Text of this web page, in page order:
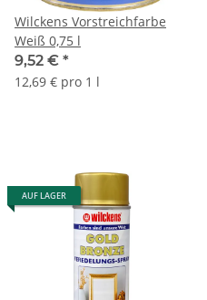
Wilckens Vorstreichfarbe
Weiß 0,75 l
9,52 € *
12,69 € pro 1 l
AUF LAGER